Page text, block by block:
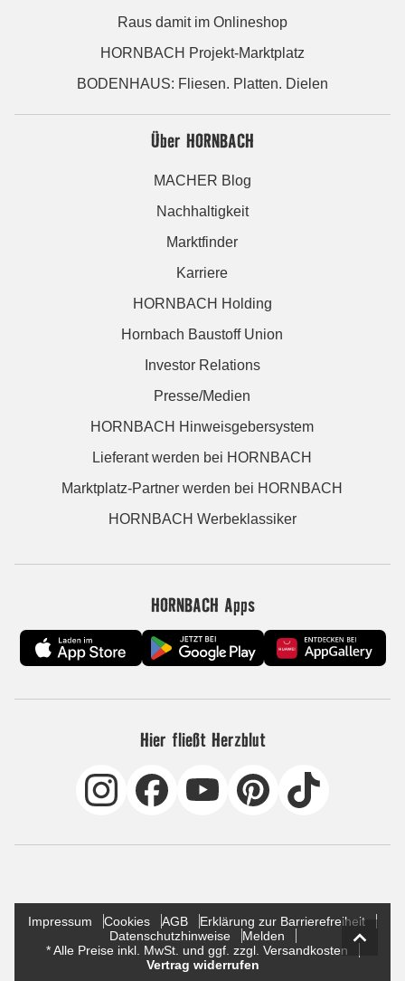
Raus damit im Onlineshop
HORNBACH Projekt-Marktplatz
BODENHAUS: Fliesen. Platten. Dielen
Über HORNBACH
MACHER Blog
Nachhaltigkeit
Marktfinder
Karriere
HORNBACH Holding
Hornbach Baustoff Union
Investor Relations
Presse/Medien
HORNBACH Hinweisgebersystem
Lieferant werden bei HORNBACH
Marktplatz-Partner werden bei HORNBACH
HORNBACH Werbeklassiker
HORNBACH Apps
Hier fließt Herzblut
Impressum Cookies AGB
Erklärung zur Barrierefreiheit
Datenschutzhinweise
Melden
* Alle Preise inkl. MwSt. und ggf. zzgl. Versandkosten
Vertrag widerrufen